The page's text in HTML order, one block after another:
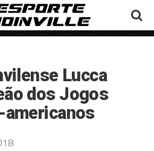
Lucca
dos Jogos
americanos